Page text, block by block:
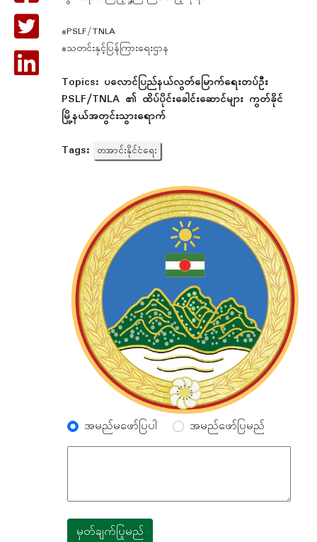
#PSLF/TNLA
#သတင်းနှင့်ပြန်ကြားရေးဌာန
Topics:ပလောင်ပြည်နယ်လွတ်မြောက်ရေးတပ်ဦး
PSLF/TNLA ၏ ထိပ်ပိုင်းခေါင်းဆောင်များ ကွတ်ခိုင်
မြို့နယ်အတွင်းသွားရောက်
Tags:
တအာင်းနိုင်ငံရေး
အမည်မဖော်ပြပါ အမည်ဖော်ပြမည်
မှတ်ချက်ပြုမည်